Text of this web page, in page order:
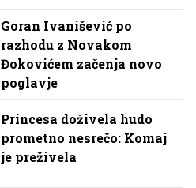
Goran Ivanišević po
razhodu z Novakom
Đokovićem začenja novo
poglavje
Princesa doživela hudo
prometno nesrečo: Komaj
je preživela